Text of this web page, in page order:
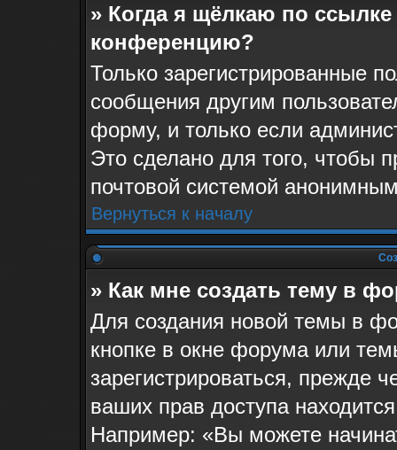
» Когда я щёлкаю по
конференцию?
Только зарегистрированные
сообщения другим
форму, и только если
Это сделано для того, чтобы
почтовой системой
Вернуться к началу
» Как мне создать тему в
Для создания новой темы в
кнопке в окне форума или
зарегистрироваться, прежде
ваших прав доступа
Например: «Вы можете